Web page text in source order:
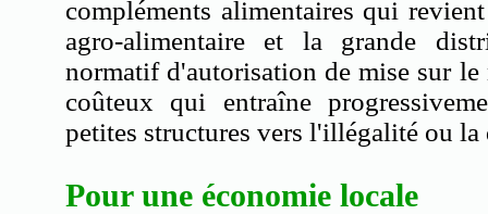
compléments alimentaires qui
agro-alimentaire et la grande
normatif d'autorisation de mise sur le
coûteux qui entraîne
petites structures vers l'illégalité ou
Pour une économie locale